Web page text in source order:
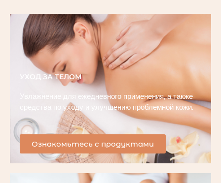
УХОД ЗА ТЕЛОМ
Увлажнение для ежедневного применения, а также
средства по уходу и улучшению проблемной кожи.
Ознакомьтесь с продуктами